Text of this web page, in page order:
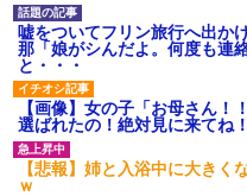
嘘をついてフリン旅行へ出か
那「娘がシんだよ。何度も
と・・・
【画像】女の子「お母さん！
選ばれたの！絶対見に来てね
【悲報】姉と入浴中に大きく
ｗ